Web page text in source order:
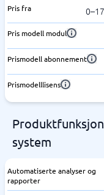
Pris fra
Pris modell modul
Prismodell abonnement
Prismodelllisens
system
Automatiserte analyser og
rapporter